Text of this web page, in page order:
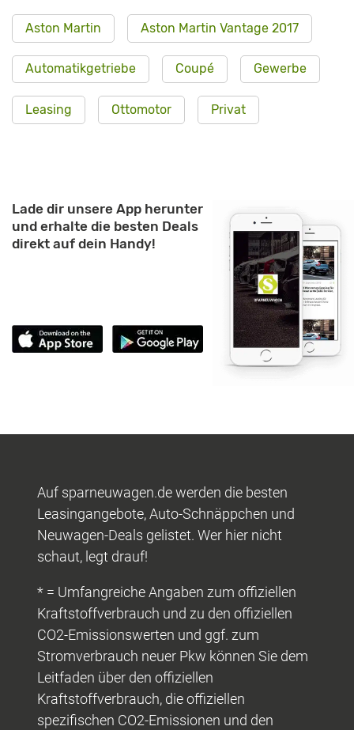
Aston Martin Aston Martin Vantage 2017
Automatikgetriebe Coupé Gewerbe
Leasing Ottomotor Privat
Lade dir unsere App herunter
und erhalte die besten Deals
direkt auf dein Handy!
Auf sparneuwagen.de werden die besten
Leasingangebote, Auto-Schnäppchen und
Neuwagen-Deals gelistet. Wer hier nicht
schaut, legt drauf!
* = Umfangreiche Angaben zum offiziellen
Kraftstoffverbrauch und zu den offiziellen
CO2-Emissionswerten und ggf. zum
Stromverbrauch neuer Pkw können Sie dem
Leitfaden über den offiziellen
Kraftstoffverbrauch, die offiziellen
spezifischen CO2-Emissionen und den